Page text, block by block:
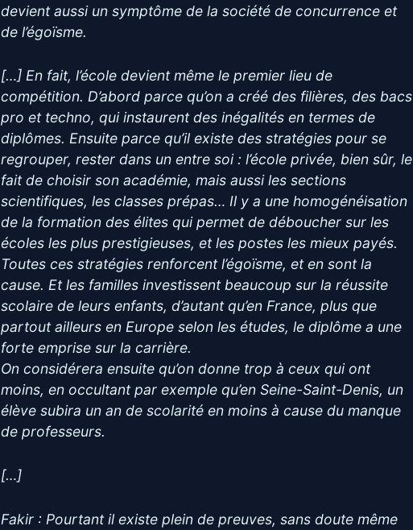
devient aussi un symptôme de la société de concurrence et
de l’égoïsme.
[…] En fait, l’école devient même le premier lieu de
compétition. D’abord parce qu’on a créé des filières, des bacs
pro et techno, qui instaurent des inégalités en termes de
diplômes. Ensuite parce qu’il existe des stratégies pour se
regrouper, rester dans un entre soi : l’école privée, bien sûr, le
fait de choisir son académie, mais aussi les sections
scientifiques, les classes prépas… Il y a une homogénéisation
de la formation des élites qui permet de déboucher sur les
écoles les plus prestigieuses, et les postes les mieux payés.
Toutes ces stratégies renforcent l’égoïsme, et en sont la
cause. Et les familles investissent beaucoup sur la réussite
scolaire de leurs enfants, d’autant qu’en France, plus que
partout ailleurs en Europe selon les études, le diplôme a une
forte emprise sur la carrière.
On considérera ensuite qu’on donne trop à ceux qui ont
moins, en occultant par exemple qu’en Seine-Saint-Denis, un
élève subira un an de scolarité en moins à cause du manque
de professeurs.
[…]
Fakir : Pourtant il existe plein de preuves, sans doute même